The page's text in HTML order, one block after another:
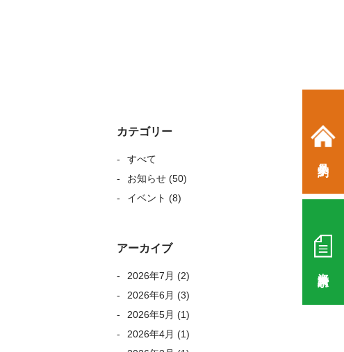
カテゴリー
すべて
お知らせ(50)
イベント (8)
アーカイブ
2026年7月 (2)
2026年6月 (3)
2026年5月 (1)
2026年4月 (1)